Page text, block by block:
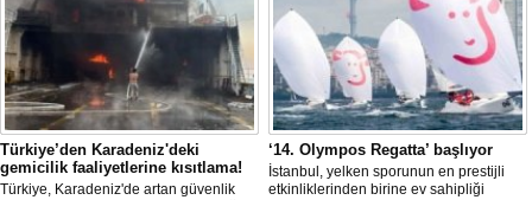
Türkiye’den Karadeniz'deki
gemicilik faaliyetlerine kısıtlama!
Türkiye, Karadeniz'de artan güvenlik
‘14. Olympos Regatta’ başlıyor
İstanbul, yelken sporunun en prestijli
etkinliklerinden birine ev sahipliği